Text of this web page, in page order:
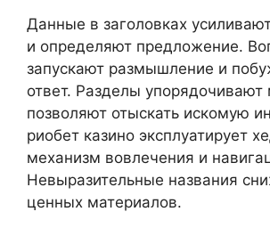
Данные в заголовках
и определяют предложение.
запускают размышление и
ответ. Разделы упорядочивают
позволяют отыскать искомую
риобет казино эксплуатирует
механизм вовлечения и
Невыразительные названия
ценных материалов.